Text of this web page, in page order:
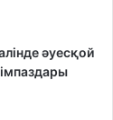
әуесқой